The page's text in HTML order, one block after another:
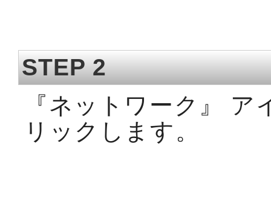
STEP 2
『ネットワーク』 ア
リックします。